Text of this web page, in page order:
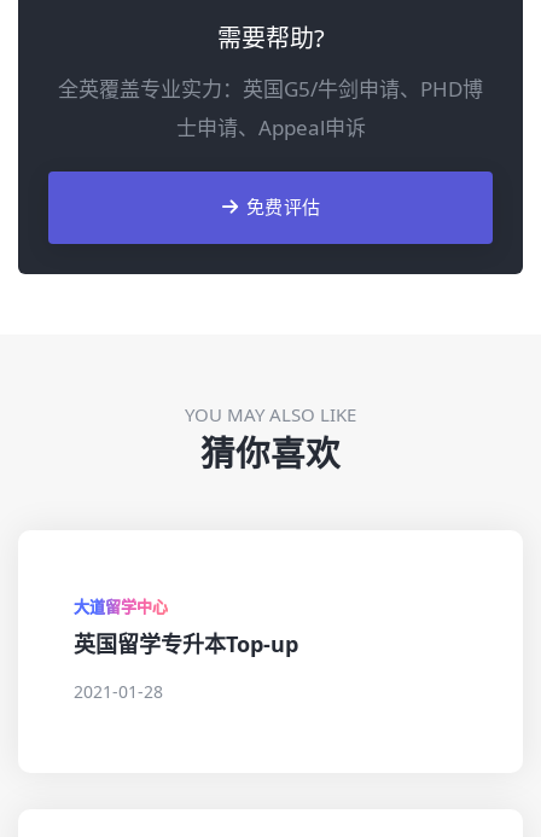
需要帮助?
全英覆盖专业实力：英国G5/牛剑申请、PHD博
士申请、Appeal申诉
免费评估
YOU MAY ALSO LIKE
猜你喜欢
大道留学中心
英国留学专升本Top-up
2021-01-28